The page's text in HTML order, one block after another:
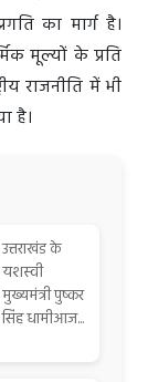
का मार्ग है।
मूल्यों के प्रति
राजनीति में भी
है।
उत्तराखंड के
यशस्वी
मुख्यमंत्री पुष्कर
सिंह धामीआज...